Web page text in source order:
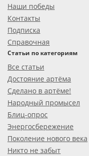
Наши победы
Контакты
Подписка
Справочная
Статьи по категориям
Все статьи
Достояние артёма
Сделано в артёме!
Народный промысел
Блиц-опрос
Энергосбережение
Поколение нового века
Никто не забыт